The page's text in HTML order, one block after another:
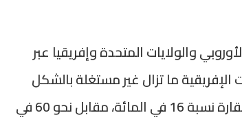
والولايات المتحدة وإفريقيا عبر
الإفريقية ما تزال غير مستغلة بالشكل
الكافي، في ظل عدم تجاوز المبادلات التجارية بين بلدان القارة نسبة 16 في المائة، مقابل نحو 60 في